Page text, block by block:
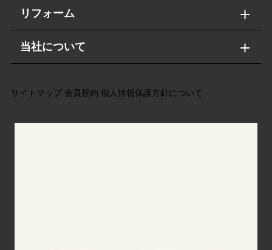
リフォーム
当社について
サイトマップ 会員規約 個人情報保護方針について